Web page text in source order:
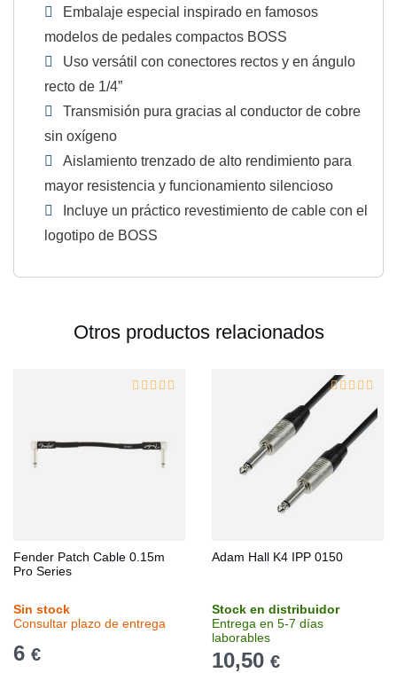
Embalaje especial inspirado en famosos
modelos de pedales compactos BOSS
Uso versátil con conectores rectos y en ángulo
recto de 1/4”
Transmisión pura gracias al conductor de cobre
sin oxígeno
Aislamiento trenzado de alto rendimiento para
mayor resistencia y funcionamiento silencioso
Incluye un práctico revestimiento de cable con el
logotipo de BOSS
Otros productos relacionados
Fender Patch Cable 0.15m
Pro Series
Sin stock
Consultar plazo de entrega
6 €
Adam Hall K4 IPP 0150
Stock en distribuidor
Entrega en 5-7 días
laborables
10,50 €